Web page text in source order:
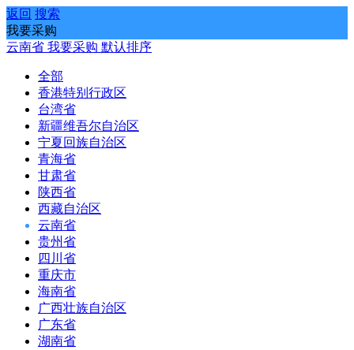
返回 搜索
我要采购
云南省 我要采购 默认排序
全部
香港特别行政区
台湾省
新疆维吾尔自治区
宁夏回族自治区
青海省
甘肃省
陕西省
西藏自治区
云南省
贵州省
四川省
重庆市
海南省
广西壮族自治区
广东省
湖南省